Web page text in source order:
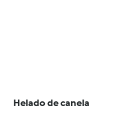
Helado de canela